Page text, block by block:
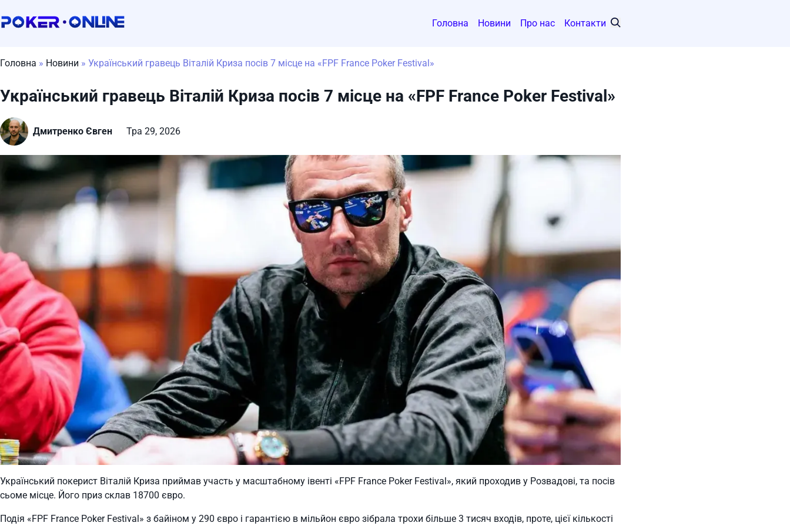
Poker Online Головна Новини Про нас Контакти Search
Головна » Новини » Український гравець Віталій Криза посів 7 місце на «FPF France Poker Festival»
Український гравець Віталій Криза посів 7 місце на «FPF France Poker Festival»
Тра 29, 2026
Дмитренко Євген
Український покерист Віталій Криза приймав участь у масштабному івенті «FPF France Poker Festival», який проходив у Розвадові, та посів
сьоме місце. Його приз склав 18700 євро.
Подія «FPF France Poker Festival» з байіном у 290 євро і гарантією в мільйон євро зібрала трохи більше 3 тисяч входів, проте, цієї кількості